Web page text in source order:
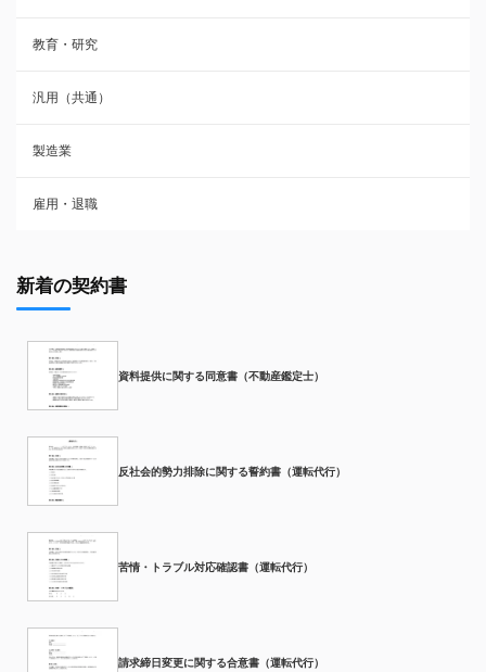
教育・研究
汎用（共通）
製造業
雇用・退職
新着の契約書
資料提供に関する同意書（不動産鑑定士）
反社会的勢力排除に関する誓約書（運転代行）
苦情・トラブル対応確認書（運転代行）
請求締日変更に関する合意書（運転代行）